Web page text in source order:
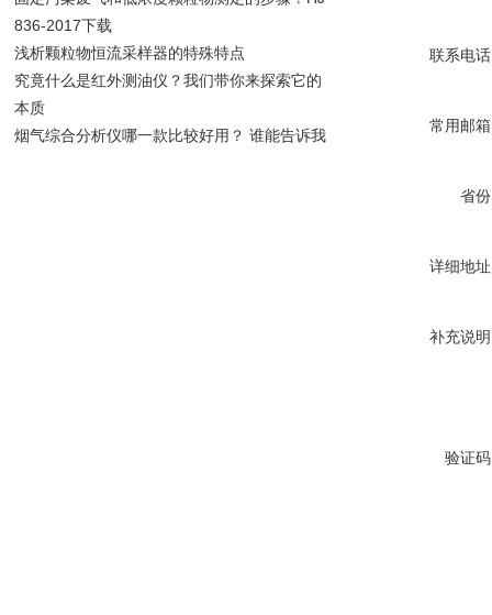
联系电
常用邮
省
详细地
补充说
验证
836-2017下载
浅析颗粒物恒流采样器的特殊特点
究竟什么是红外测油仪？我们带你来探索它的
本质
烟气综合分析仪哪一款比较好用？ 谁能告诉我